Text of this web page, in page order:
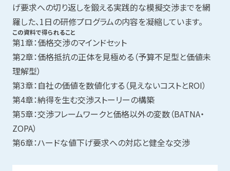
げ要求への切り返しを鍛える実践的な模擬交渉までを網
羅した、1日の研修プログラムの内容を凝縮しています。
この資料で得られること
第1章：価格交渉のマインドセット
第2章：価格抵抗の正体を見極める（予算不足型と価値未
理解型）
第3章：自社の価値を数値化する（見えないコストとROI）
第4章：納得を生む交渉ストーリーの構築
第5章：交渉フレームワークと価格以外の変数（BATNA・
ZOPA）
第6章：ハードな値下げ要求への対応と健全な交渉